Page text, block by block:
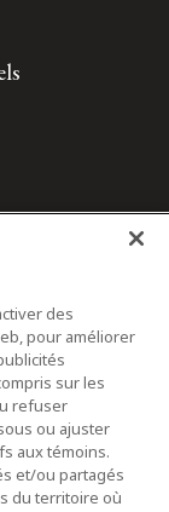
des
pour améliorer
sur les
refuser
ou ajuster
aux témoins.
et/ou partagés
du territoire où